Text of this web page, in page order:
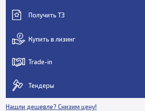
Получить ТЗ
Купить в лизинг
Trade-in
Тендеры
Нашли дешевле? Снизим цену!